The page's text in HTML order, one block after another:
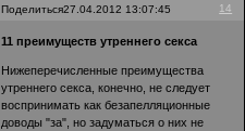
Поделиться 14
27.04.2012 13:07:45
11 преимуществ утреннего секса
Нижеперечисленные преимущества
утреннего секса, конечно, не следует
воспринимать как безапелляционные
доводы "за", но задуматься о них не